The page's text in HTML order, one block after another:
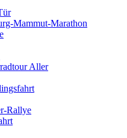
Mammut-Marathon
Aller
Rallye